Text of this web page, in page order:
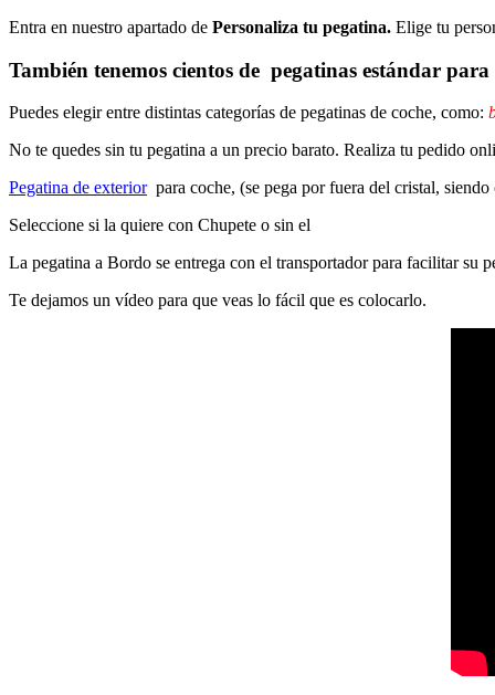
Entra en nuestro apartado de Personaliza tu pegatina. Elige tu
También tenemos cientos de pegatinas estándar para
Puedes elegir entre distintas categorías de pegatinas de coche, como:
No te quedes sin tu pegatina a un precio barato. Realiza tu pedido
Pegatina de exteriorpara coche, (se pega por fuera del cristal,
Seleccione si la quiere con Chupete o sin el
La pegatina a Bordo se entrega con el transportador para facilitar su
Te dejamos un vídeo para que veas lo fácil que es colocarlo.